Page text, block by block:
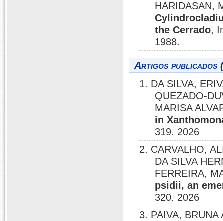
HARIDASAN,
the Cerrado,
1988.
Artigos publicados
1. DA SILVA,
QUEZADO-
MARISA
in
319. 2026
2. CARVALHO,
DA SILVA
FERREIRA,
psidii, an
320. 2026
3. PAIVA, BRUNA